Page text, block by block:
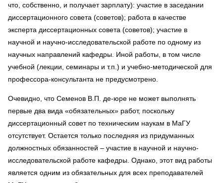
что, собственно, и получает зарплату): участие в заседании
диссертационного совета (советов); работа в качестве
эксперта диссертационных совета (советов); участие в
научной и научно-исследовательской работе по одному из
научных направлений кафедры. Иной работы, в том числе
учебной (лекции, семинары и т.п.) и учебно-методической для
профессора-консультанта не предусмотрено.
Очевидно, что Семенов В.П. де-юре не может выполнять
первые два вида «обязательных» работ, поскольку
диссертационный совет по техническим наукам в МаГУ
отсутствует. Остается только последняя из придуманных
должностных обязанностей – участие в научной и научно-
исследовательской работе кафедры. Однако, этот вид работы
является одним из обязательных для всех преподавателей